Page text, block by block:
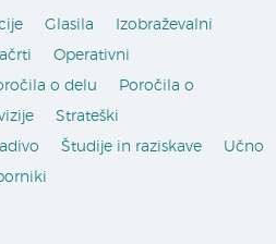
Glasila
Izobraževalni
Operativni
o delu
Poročila o
Strateški
Študije in raziskave
Učno